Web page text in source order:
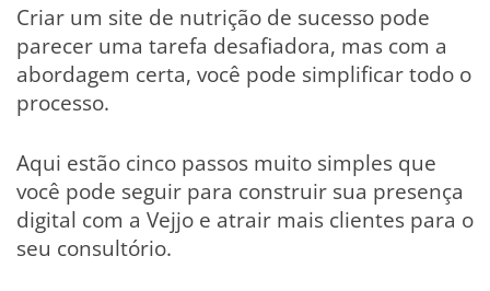
Criar um site de nutrição de sucesso pode
parecer uma tarefa desafiadora, mas com a
abordagem certa, você pode simplificar todo o
processo.
Aqui estão cinco passos muito simples que
você pode seguir para construir sua presença
digital com a Vejjo e atrair mais clientes para o
seu consultório.